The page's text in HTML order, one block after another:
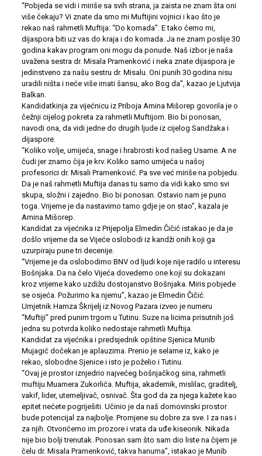
“Pobjeda se vidi i miriše sa svih strana, ja zaista ne znam šta oni
više čekaju? Vi znate da smo mi Muftijini vojnici i kao što je
rekao naš rahmetli Muftija: “Do komada”. E tako ćemo mi,
dijaspora biti uz vas do kraja i do komada. Ja ne znam poslije 30
godina kakav program oni mogu da ponude. Naš izbor je naša
uvažena sestra dr. Misala Pramenković i neka znate dijaspora je
jedinstveno za našu sestru dr. Misalu. Oni punih 30 godina nisu
uradili ništa i neće više imati šansu, ako Bog da”, kazao je Ljutvija
Balkan.
Kandidatkinja za vijećnicu iz Priboja Amina Mišorep govorila je o
čežnji cijelog pokreta za rahmetli Muftijom. Bio bi ponosan,
navodi ona, da vidi jedne do drugih ljude iz cijelog Sandžaka i
dijaspore.
“Koliko volje, umijeća, snage i hrabrosti kod našeg Usame. A ne
čudi jer znamo čija je krv. Koliko samo umijeća u našoj
profesorici dr. Misali Pramenković. Pa sve već miriše na pobjedu.
Da je naš rahmetli Muftija danas tu samo da vidi kako smo svi
skupa, složni i zajedno. Bio bi ponosan. Ostavio nam je puno
toga. Vrijeme je da nastavimo tamo gdje je on stao”, kazala je
Amina Mišorep.
Kandidat za vijećnika iz Prijepolja Elmedin Čičić istakao je da je
došlo vrijeme da se Vijeće oslobodi iz kandži onih koji ga
uzurpiraju pune tri decenije.
“Vrijeme je da oslobodimo BNV od ljudi koje nije radilo u interesu
Bošnjaka. Da na čelo Vijeća dovedemo one koji su dokazani
kroz vrijeme kako uzdižu dostojanstvo Bošnjaka. Miris pobjede
se osjeća. Požurimo ka njemu”, kazao je Elmedin Čičić.
Umjetnik Hamza Škrijelj iz Novog Pazara izveo je numeru
“Muftiji” pred punim trgom u Tutinu. Suze na licima prisutnih još
jedna su potvrda koliko nedostaje rahmetli Muftija.
Kandidat za vijećnika i predsjednik opštine Sjenica Munib
Mujagić dočekan je aplauzima. Prenio je selame iz, kako je
rekao, slobodne Sjenice i isto je poželio i Tutinu.
“Ovaj je prostor iznjedrio najvećeg bošnjačkog sina, rahmetli
muftiju Muamera Zukorlića. Muftija, akademik, mislilac, graditelj,
vakif, lider, utemeljivač, osnivač. Šta god da za njega kažete kao
epitet nećete pogriješiti. Učinio je da naš domovinski prostor
bude potencijal za najbolje. Promjene su dobre za sve. I za nas i
za njih. Otvorićemo im prozore i vrata da uđe kiseonik. Nikada
nije bio bolji trenutak. Ponosan sam što sam dio liste na čijem je
čelu dr. Misala Pramenković, takva hanuma”, istakao je Munib